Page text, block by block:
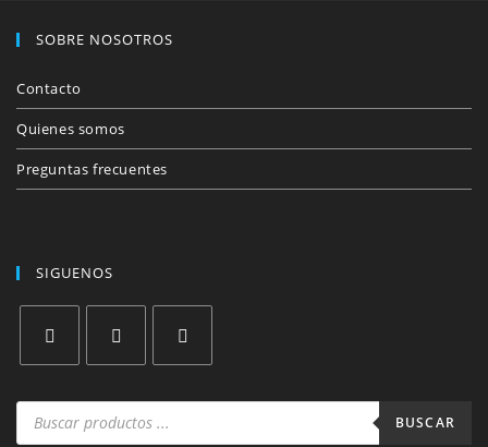
SOBRE NOSOTROS
Contacto
Quienes somos
Preguntas frecuentes
SIGUENOS
abre
en
abre
en
abre
en
Búsqueda
productos
BUSCAR